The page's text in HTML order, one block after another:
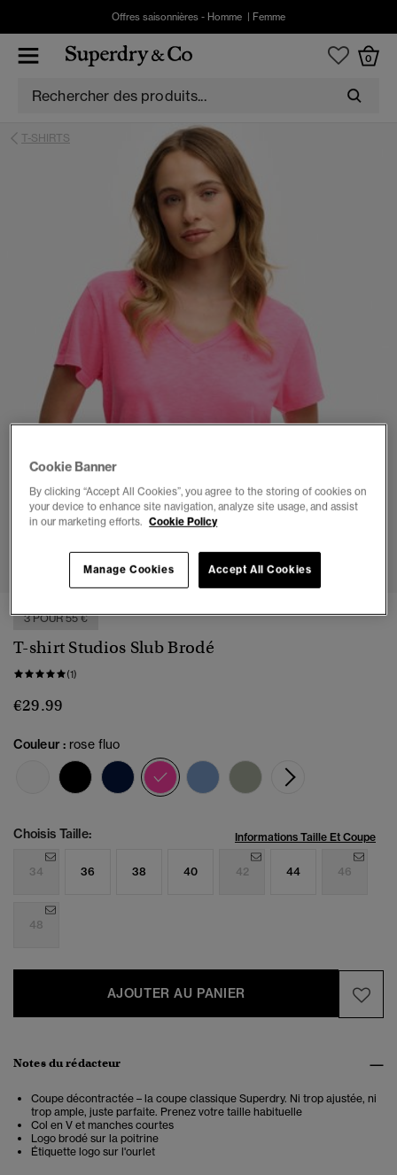
Offres saisonnières - Homme Femme
0
T-SHIRTS
3 POUR 55 €
T-shirt Studios Slub Brodé
(1)
€29.99
Couleur : rose fluo
sélectionné
Choisis Taille: Informations Taille Et Coupe
34 36 38 40 42 44 46
48
AJOUTER AU PANIER
Notes du rédacteur
Coupe décontractée – la coupe classique Superdry. Ni trop ajustée, ni
trop ample, juste parfaite. Prenez votre taille habituelle
Col en V et manches courtes
Logo brodé sur la poitrine
Étiquette logo sur l'ourlet
Cookie Banner
By clicking “Accept All Cookies”, you agree to the storing of cookies on
your device to enhance site navigation, analyze site usage, and assist
in our marketing efforts. Cookie Policy
Accept All Cookies
Manage Cookies